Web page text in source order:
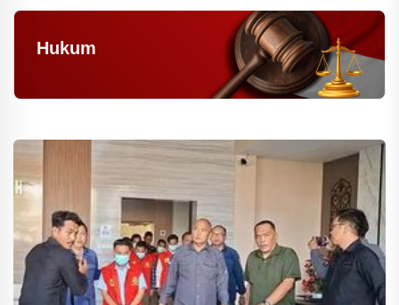
Hukum